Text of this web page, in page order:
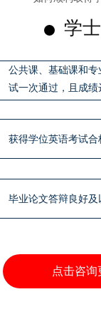
学
公共课、基础课和
试一次通过，且成绩
获得学位英语考试合
毕业论文答辩良好及
点击咨